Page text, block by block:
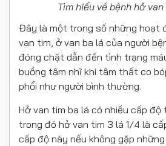
Tìm hiểu về bệnh hở
Đây là một trong số những hoạt
van tim, ở van ba lá của người
đóng chặt dẫn đến tình trạng
buồng tâm nhĩ khi tâm thất co
phổi như người bình thường.
Hở van tim ba lá có nhiều cấp
trong đó hở van tim 3 lá 1/4 là
cấp độ này nếu không gặp